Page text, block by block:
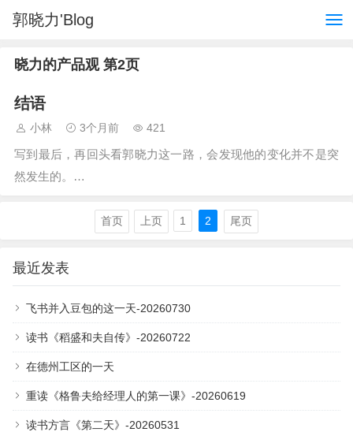
郭晓力'Blog
晓力的产品观 第2页
结语
小林 3个月前 421
写到最后，再回头看郭晓力这一路，会发现他的变化并不是突
然发生的。…
首页 上页 1 2 尾页
最近发表
飞书并入豆包的这一天-20260730
读书《稻盛和夫自传》-20260722
在德州工区的一天
重读《格鲁夫给经理人的第一课》-20260619
读书方言《第二天》-20260531